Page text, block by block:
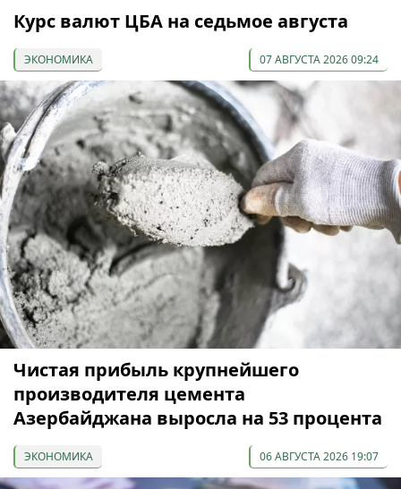
Курс валют ЦБА на седьмое августа
ЭКОНОМИКА 07 АВГУСТА 2026 09:24
Чистая прибыль крупнейшего
производителя цемента
Азербайджана выросла на 53 процента
ЭКОНОМИКА 06 АВГУСТА 2026 19:07